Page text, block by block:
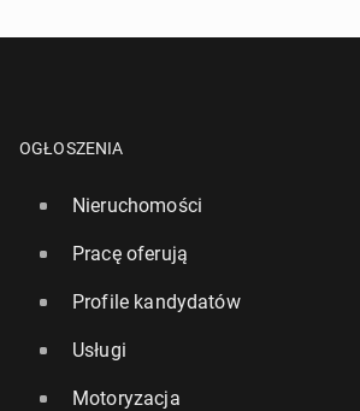
OGŁOSZENIA
Nieruchomości
Pracę oferują
Profile kandydatów
Usługi
Motoryzacja